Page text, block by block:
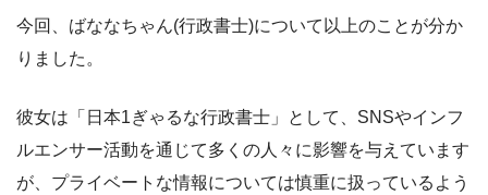
今回、ばななちゃん(行政書士)について以上のことが分か
りました。
彼女は「日本1ぎゃるな行政書士」として、SNSやインフ
ルエンサー活動を通じて多くの人々に影響を与えています
が、プライベートな情報については慎重に扱っているよう